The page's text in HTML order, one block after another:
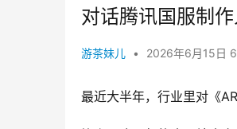
对话腾讯国服制
游茶妹儿 • 2026年6月15日
最近大半年，行业里对《